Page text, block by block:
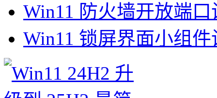
Win11 防火墙开放端
Win11 锁屏界面小组